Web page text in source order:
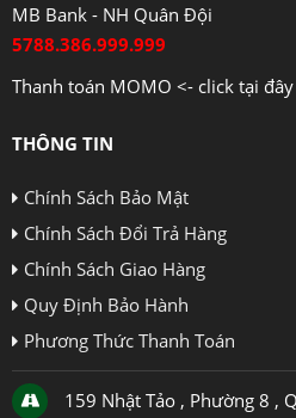
MB Bank - NH Quân Đội
5788.386.999.999
Thanh toán MOMO <- click tại đây
THÔNG TIN
Chính Sách Bảo Mật
Chính Sách Đổi Trả Hàng
Chính Sách Giao Hàng
Quy Định Bảo Hành
Phương Thức Thanh Toán
159 Nhật Tảo , Phường 8 ,